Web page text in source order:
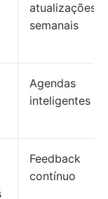
atualizações
semanais
Agendas
inteligentes
Feedback
contínuo